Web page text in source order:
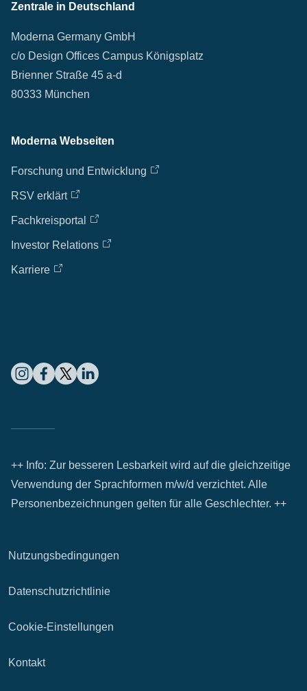
Zentrale in Deutschland
Moderna Germany GmbH
c/o Design Offices Campus Königsplatz
Brienner Straße 45 a-d
80333 München
Moderna Webseiten
Forschung und Entwicklung
RSV erklärt
Fachkreisportal
Investor Relations
Karriere
++ Info: Zur besseren Lesbarkeit wird auf die gleichzeitige
Verwendung der Sprachformen m/w/d verzichtet. Alle
Personenbezeichnungen gelten für alle Geschlechter. ++
Nutzungsbedingungen
Datenschutzrichtlinie
Cookie-Einstellungen
Kontakt